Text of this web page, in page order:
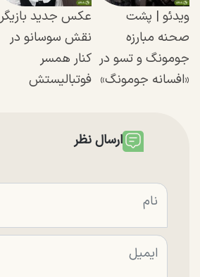
ویدئو | پشت
صحنه مبارزه
جومونگ و تسو در
«افسانه جومونگ»
عکس جدید بازیگر
نقش سوسانو در
کنار همسر
فوتبالیستش
ارسال نظر